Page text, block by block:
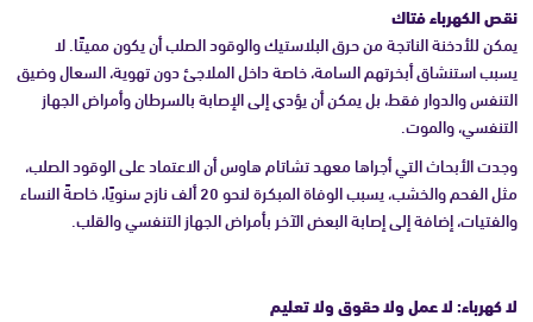
نقص الكهرباء فتاك
يمكن للأدخنة الناتجة من حرق البلاستيك والوقود الصلب أن يكون مميتًا. لا
يسبب استنشاق أبخرتهم السامة، خاصة داخل الملاجئ دون تهوية، السعال وضيق
التنفس والدوار فقط، بل يمكن أن يؤدي إلى الإصابة بالسرطان وأمراض الجهاز
التنفسي، والموت.
وجدت الأبحاث التي أجراها معهد تشاتام هاوس أن الاعتماد على الوقود الصلب،
مثل الفحم والخشب، يسبب الوفاة المبكرة لنحو 20 ألف نازح سنويًا، خاصةً النساء
والفتيات، إضافة إلى إصابة البعض الآخر بأمراض الجهاز التنفسي والقلب.
لا كهرباء: لا عمل ولا حقوق ولا تعليم